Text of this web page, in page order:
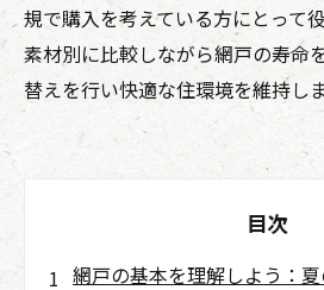
規で購入を考えている方にとって
素材別に比較しながら網戸の寿命
替えを行い快適な住環境を維持し
目次
網戸の基本を理解しよう：